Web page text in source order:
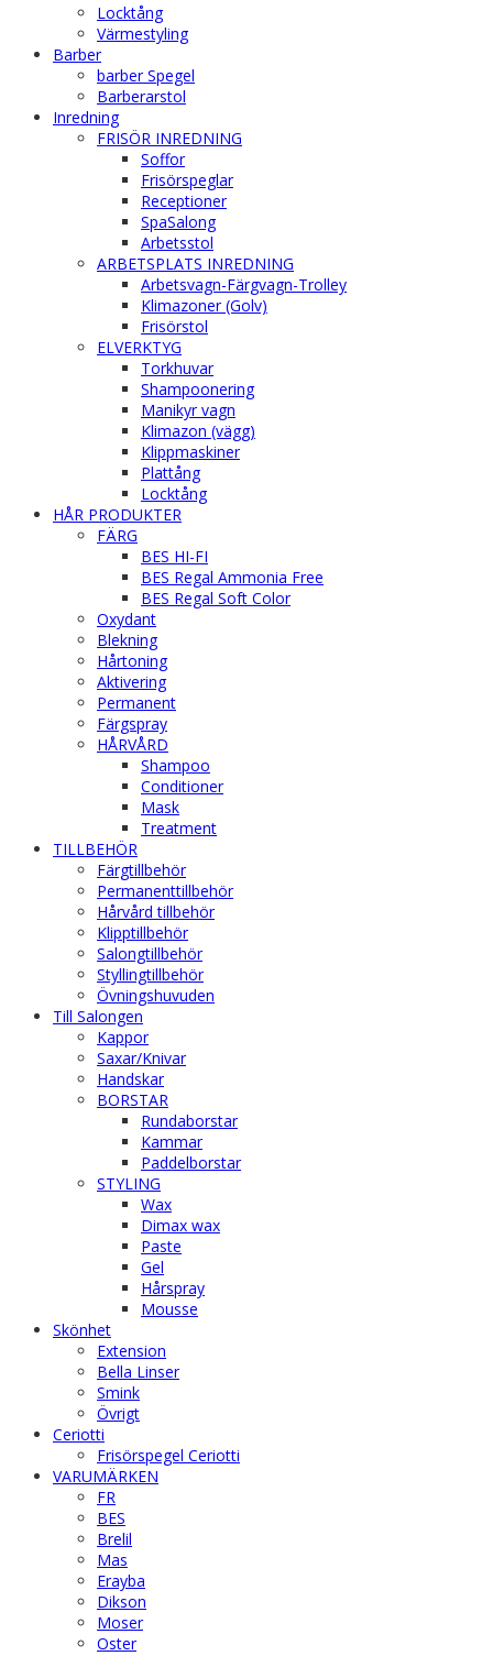
Locktång
Värmestyling
Barber
barber Spegel
Barberarstol
Inredning
FRISÖR INREDNING
Soffor
Frisörspeglar
Receptioner
SpaSalong
Arbetsstol
ARBETSPLATS INREDNING
Arbetsvagn-Färgvagn-Trolley
Klimazoner (Golv)
Frisörstol
ELVERKTYG
Torkhuvar
Shampoonering
Manikyr vagn
Klimazon (vägg)
Klippmaskiner
Plattång
Locktång
HÅR PRODUKTER
FÄRG
BES HI-FI
BES Regal Ammonia Free
BES Regal Soft Color
Oxydant
Blekning
Hårtoning
Aktivering
Permanent
Färgspray
HÅRVÅRD
Shampoo
Conditioner
Mask
Treatment
TILLBEHÖR
Färgtillbehör
Permanenttillbehör
Hårvård tillbehör
Klipptillbehör
Salongtillbehör
Styllingtillbehör
Övningshuvuden
Till Salongen
Kappor
Saxar/Knivar
Handskar
BORSTAR
Rundaborstar
Kammar
Paddelborstar
STYLING
Wax
Dimax wax
Paste
Gel
Hårspray
Mousse
Skönhet
Extension
Bella Linser
Smink
Övrigt
Ceriotti
Frisörspegel Ceriotti
VARUMÄRKEN
FR
BES
Brelil
Mas
Erayba
Dikson
Moser
Oster